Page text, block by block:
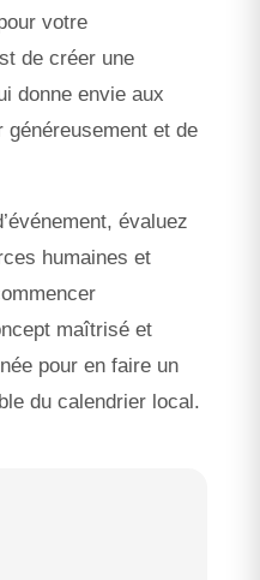
votre
de créer une
donne envie aux
et de
évaluez
humaines et
maîtrisé et
pour en faire un
du calendrier local.